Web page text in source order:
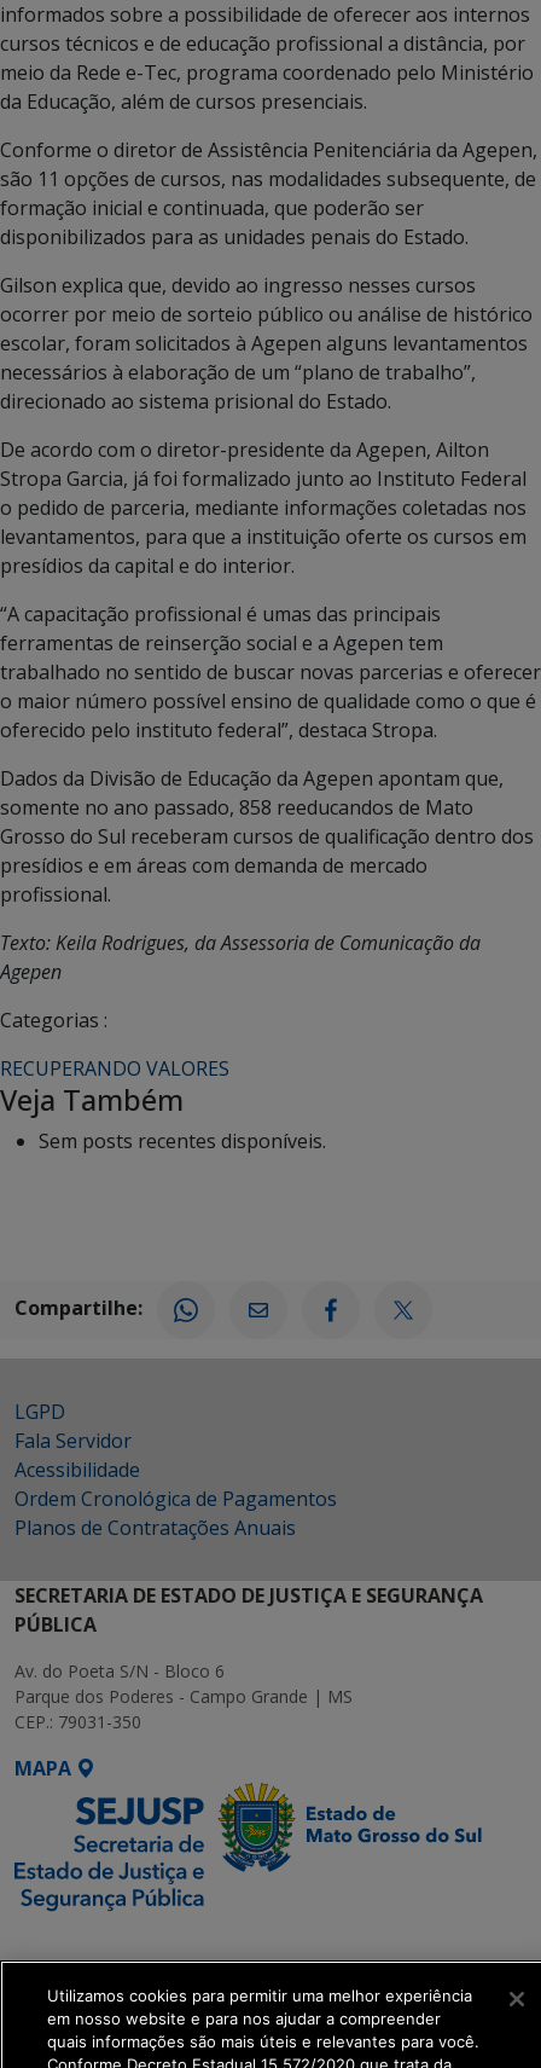
informados sobre a possibilidade de oferecer aos internos
cursos técnicos e de educação profissional a distância, por
meio da Rede e-Tec, programa coordenado pelo Ministério
da Educação, além de cursos presenciais.
Conforme o diretor de Assistência Penitenciária da Agepen,
são 11 opções de cursos, nas modalidades subsequente, de
formação inicial e continuada, que poderão ser
disponibilizados para as unidades penais do Estado.
Gilson explica que, devido ao ingresso nesses cursos
ocorrer por meio de sorteio público ou análise de histórico
escolar, foram solicitados à Agepen alguns levantamentos
necessários à elaboração de um “plano de trabalho”,
direcionado ao sistema prisional do Estado.
De acordo com o diretor-presidente da Agepen, Ailton
Stropa Garcia, já foi formalizado junto ao Instituto Federal
o pedido de parceria, mediante informações coletadas nos
levantamentos, para que a instituição oferte os cursos em
presídios da capital e do interior.
“A capacitação profissional é umas das principais
ferramentas de reinserção social e a Agepen tem
trabalhado no sentido de buscar novas parcerias e oferecer
o maior número possível ensino de qualidade como o que é
oferecido pelo instituto federal”, destaca Stropa.
Dados da Divisão de Educação da Agepen apontam que,
somente no ano passado, 858 reeducandos de Mato
Grosso do Sul receberam cursos de qualificação dentro dos
presídios e em áreas com demanda de mercado
profissional.
Texto: Keila Rodrigues, da Assessoria de Comunicação da
Agepen
Categorias :
RECUPERANDO VALORES
Veja Também
Sem posts recentes disponíveis.
Compartilhe:
LGPD
Fala Servidor
Acessibilidade
Ordem Cronológica de Pagamentos
Planos de Contratações Anuais
SECRETARIA DE ESTADO DE JUSTIÇA E SEGURANÇA
PÚBLICA
Av. do Poeta S/N - Bloco 6
Parque dos Poderes - Campo Grande | MS
CEP.: 79031-350
MAPA
Executiva de
Transformação Digital
get_footer();
Utilizamos cookies para permitir uma melhor experiência
em nosso website e para nos ajudar a compreender
quais informações são mais úteis e relevantes para você.